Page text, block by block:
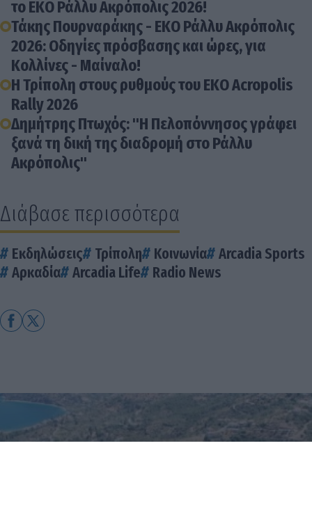
το EKO Ράλλυ Ακρόπολις 2026!
Τάκης Πουρναράκης - EKO Ράλλυ Ακρόπολις
2026: Οδηγίες πρόσβασης και ώρες, για
Κολλίνες - Μαίναλο!
Η Τρίπολη στους ρυθμούς του ΕΚΟ Acropolis
Rally 2026
Δημήτρης Πτωχός: "Η Πελοπόννησος γράφει
ξανά τη δική της διαδρομή στο Ράλλυ
Ακρόπολις"
Διάβασε περισσότερα
Εκδηλώσεις Τρίπολη Κοινωνία
Arcadia Sports
Αρκαδία
Arcadia Life Radio News